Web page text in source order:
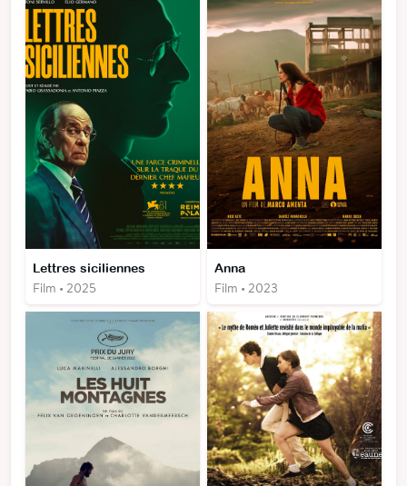
Lettres siciliennes
Film • 2025
Anna
Film • 2023